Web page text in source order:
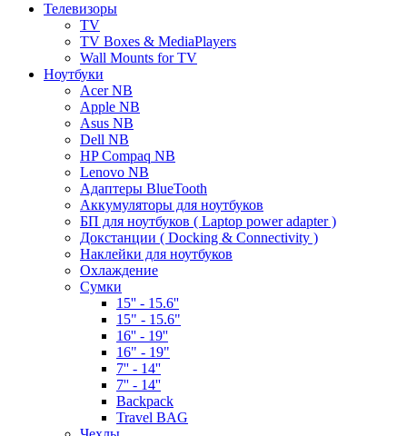
Телевизоры
TV
TV Boxes & MediaPlayers
Wall Mounts for TV
Ноутбуки
Acer NB
Apple NB
Asus NB
Dell NB
HP Compaq NB
Lenovo NB
Адаптеры BlueTooth
Аккумуляторы для ноутбуков
БП для ноутбуков ( Laptop power adapter )
Докстанции ( Docking & Connectivity )
Наклейки для ноутбуков
Охлаждение
Сумки
15'' - 15.6''
15" - 15.6"
16'' - 19''
16" - 19"
7'' - 14''
7'' - 14''
Backpack
Travel BAG